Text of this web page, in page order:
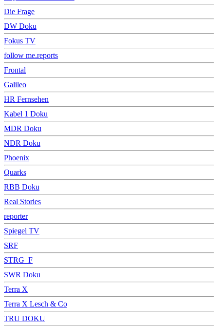
Die Frage
DW Doku
Fokus TV
follow me.reports
Frontal
Galileo
HR Fernsehen
Kabel 1 Doku
MDR Doku
NDR Doku
Phoenix
Quarks
RBB Doku
Real Stories
reporter
Spiegel TV
SRF
STRG_F
SWR Doku
Terra X
Terra X Lesch & Co
TRU DOKU